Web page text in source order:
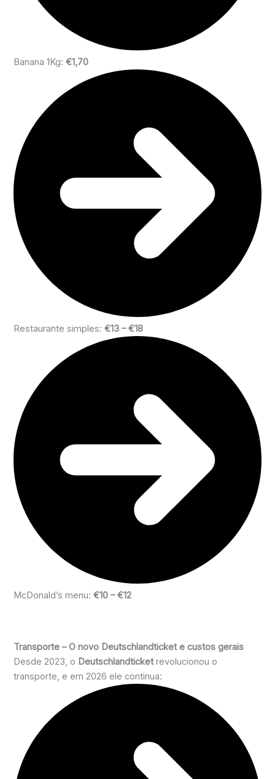
Banana 1Kg:€1,70
Restaurante simples:€13 – €18
McDonald’s menu:€10 – €12
Transporte – O novo Deutschlandticket e custos gerais
Desde 2023, o Deutschlandticketrevolucionou o
transporte, e em 2026 ele continua: